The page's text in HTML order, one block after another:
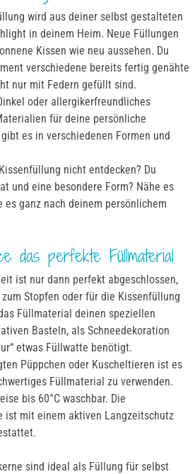
wird aus deiner selbst gestalteten
in deinem Heim. Neue Füllungen
Kissen wie neu aussehen. Du
verschiedene bereits fertig genähte
nur mit Federn gefüllt sind.
oder allergikerfreundliches
für deine persönliche
es in verschiedenen Formen und
nicht entdecken? Du
und eine besondere Form? Nähe es
ganz nach deinem persönlichem
das perfekte Füllmaterial
ist nur dann perfekt abgeschlossen,
Stopfen oder für die Kissenfüllung
Füllmaterial deinen speziellen
Basteln, als Schneedekoration
etwas Füllwatte benötigt.
Püppchen oder Kuscheltieren ist es
Füllmaterial zu verwenden.
bis 60°C waschbar. Die
ist mit einem aktiven Langzeitschutz
sind ideal als Füllung für selbst